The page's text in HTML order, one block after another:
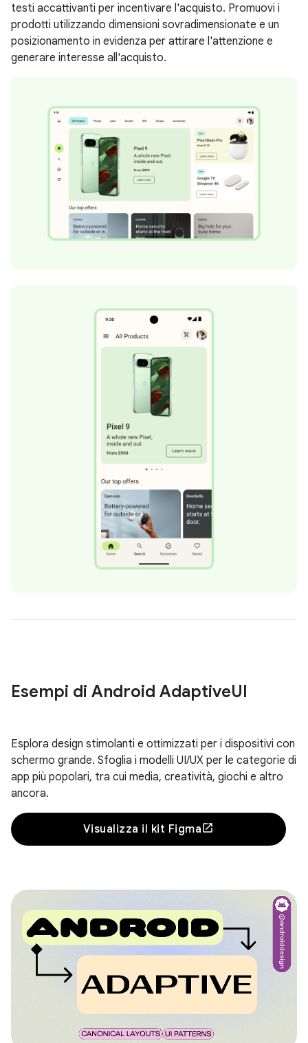
testi accattivanti per incentivare l'acquisto. Promuovi i
prodotti utilizzando dimensioni sovradimensionate e un
posizionamento in evidenza per attirare l'attenzione e
generare interesse all'acquisto.
Esempi di Android AdaptiveUI
Esplora design stimolanti e ottimizzati per i dispositivi con
schermo grande. Sfoglia i modelli UI/UX per le categorie di
app più popolari, tra cui media, creatività, giochi e altro
ancora.
Visualizza il kit Figma